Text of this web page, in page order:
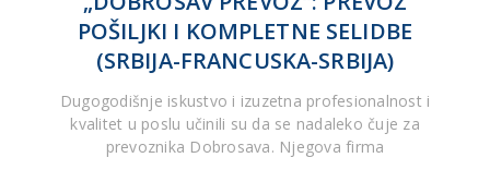
POŠILJKI I KOMPLETNE SELIDBE
(SRBIJA-FRANCUSKA-SRBIJA)
Dugogodišnje iskustvo i izuzetna profesionalnost i
kvalitet u poslu učinili su da se nadaleko čuje za
prevoznika Dobrosava. Njegova firma